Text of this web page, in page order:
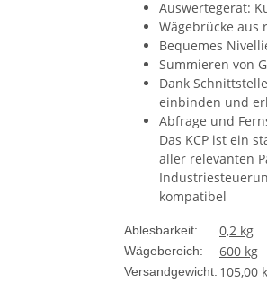
Auswertegerät:
Wägebrücke aus
Bequemes
Summieren von
Dank
einbinden und
Abfrage und
Das KCP ist ein
aller relevanten
kompatibel
Ablesbarkeit: 0,2 kg
Wägebereich: 600 kg
Versandgewicht: 105,00